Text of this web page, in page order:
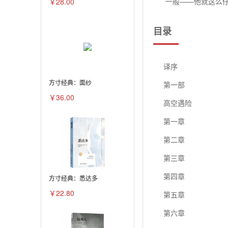
方寸经典：面纱
￥36.00
方寸经典：悉达多
￥22.80
纳布稍微挺直了点
目录
译序
第一部
高空遇险
第一章
第二章
第三章
第四章
第五章
第六章